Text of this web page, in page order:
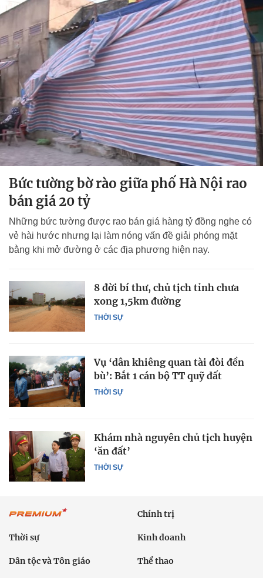
Bức tường bờ rào giữa phố Hà Nội rao
bán giá 20 tỷ
Những bức tường được rao bán giá hàng tỷ đồng nghe có
vẻ hài hước nhưng lại làm nóng vấn đề giải phóng mặt
bằng khi mở đường ở các địa phương hiện nay.
THỜI SỰ
8 đời bí thư, chủ tịch tỉnh chưa
xong 1,5km đường
THỜI SỰ
Vụ ‘dân khiêng quan tài đòi đền
bù’: Bắt 1 cán bộ TT quỹ đất
THỜI SỰ
Khám nhà nguyên chủ tịch huyện
‘ăn đất’
Chính trị
Thời sự Kinh doanh
Dân tộc và Tôn giáo Thể thao